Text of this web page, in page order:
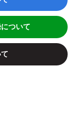
ついて